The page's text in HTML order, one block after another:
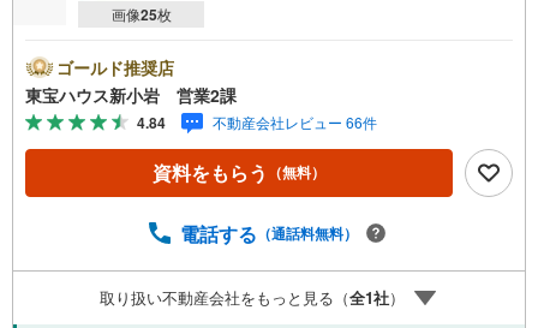
画像25枚
ゴールド推奨店
東宝ハウス新小岩 営業2課
4.84 不動産会社レビュー 66件
資料をもらう （無料）
電話する （通話料無料）
取り扱い不動産会社をもっと見る（全1社）